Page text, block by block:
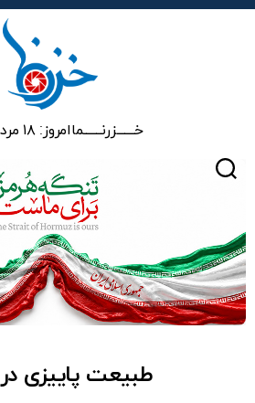
خـــــــزرنـــــــماامروز: ۱۸ مرداد ۱۴۰۵
طبیعت پاییزی